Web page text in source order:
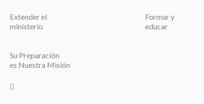
Extender el
ministerio
Formar y
educar
Su Preparación
es Nuestra Misión